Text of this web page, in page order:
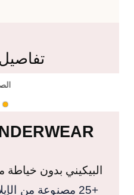
البيكيني بدون خياطة
+
25 مصنوعة من